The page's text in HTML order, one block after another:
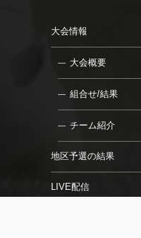
大会情報
大会概要
組合せ/結果
チーム紹介
地区予選の結果
LIVE配信